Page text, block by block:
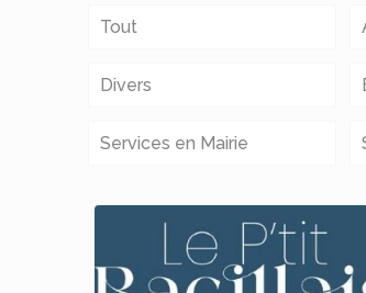
Tout
Divers
Services en Mairie